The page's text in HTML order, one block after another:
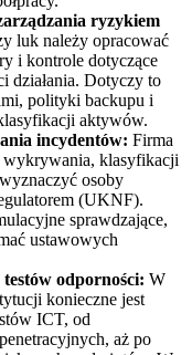
ryzykiem
luk należy opracować
i kontrole dotyczące
działania. Dotyczy to
polityki backupu i
aktywów.
incydentów: Firma
wykrywania, klasyfikacji
osoby
(UKNF).
sprawdzające,
ustawowych
odporności: W
konieczne jest
ICT, od
aż po